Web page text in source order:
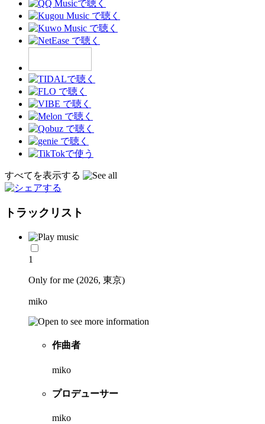
すべてを表示する
トラックリスト
1
Only for me (2026, 東京)
miko
作曲者
miko
プロデューサー
miko